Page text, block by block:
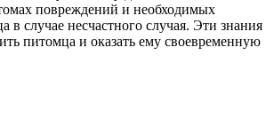
повреждений и необходимых
в случае несчастного случая. Эти знания
питомца и оказать ему своевременную